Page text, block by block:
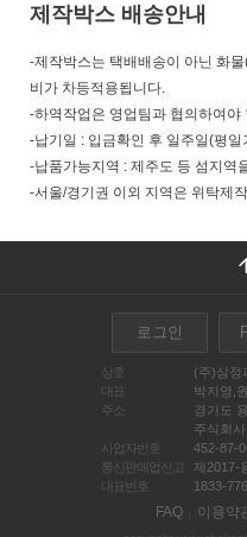
제작박스 배송안내
-제작박스는 택배배송이 아닌 화
비가 차등적용됩니다.
-하역작업은 영업팀과 협의하여야
-납기일 : 입금확인 후 일주일(평일
-납품가능지역 : 제주도 등 섬지역
-서울/경기권 이외 지역은 위탁제
로그인
상호
(주)삼정
대표
박지영,
주소
경기도
주식회
사업자번호
452-87-
통신판매업신고
제2017-
대표번호
1833-
FAQ 이용약